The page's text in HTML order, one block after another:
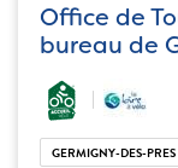
Office de
bureau de
GERMIGNY-DES-PRES